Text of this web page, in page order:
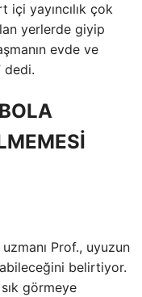
içi yayıncılık çok
yerlerde giyip
evde ve
dedi.
Prof., uyuzun
belirtiyor.
görmeye